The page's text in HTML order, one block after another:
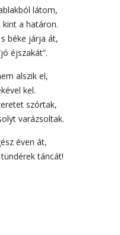
látom,
a határon.
béke járja át,
éjszakát”.
alszik el,
kel.
szórtak,
varázsoltak.
éven át,
táncát!